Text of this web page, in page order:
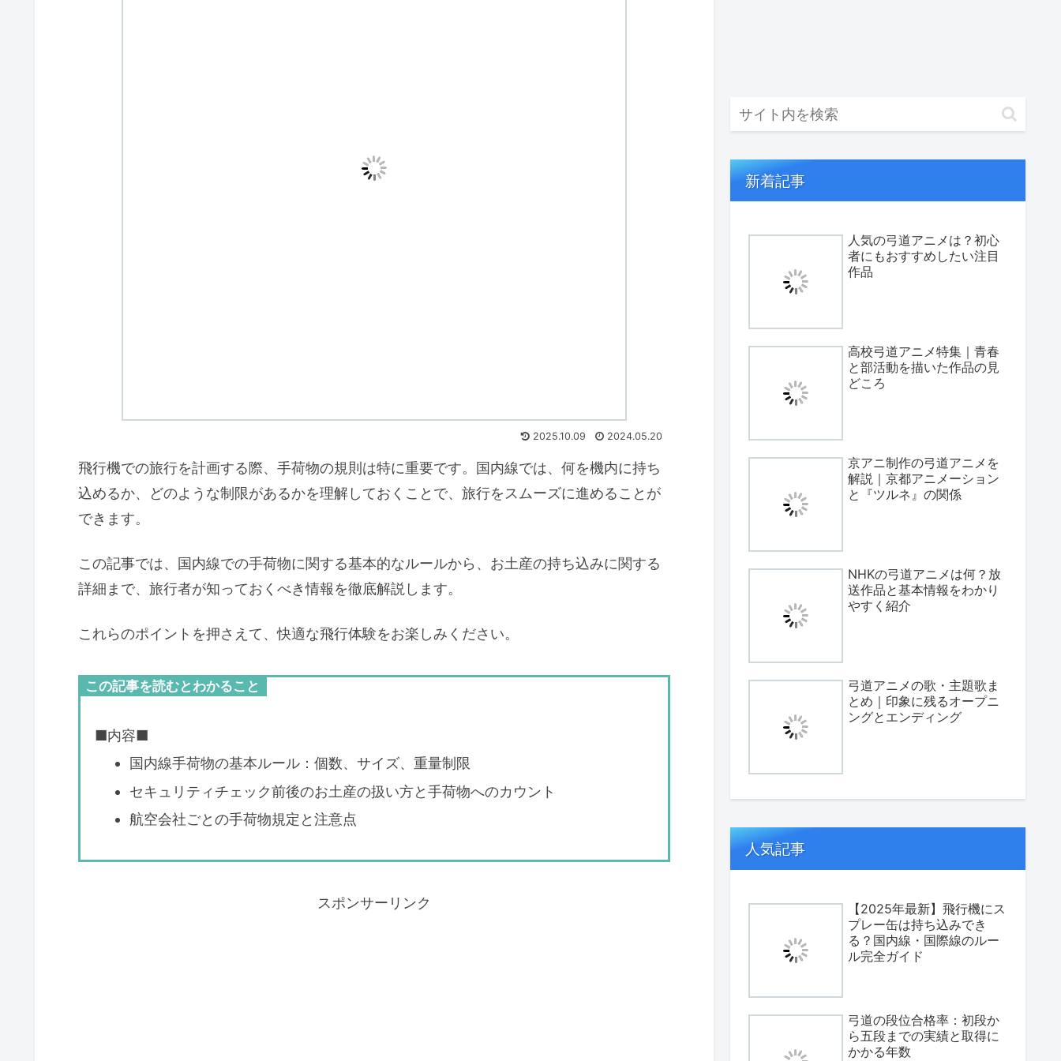
2025.10.09 2024.05.20
飛行機での旅行を計画する際、手荷物の規則は特に重要です。国内線では、何を機内に持ち
込めるか、どのような制限があるかを理解しておくことで、旅行をスムーズに進めることが
できます。
この記事では、国内線での手荷物に関する基本的なルールから、お土産の持ち込みに関する
詳細まで、旅行者が知っておくべき情報を徹底解説します。
これらのポイントを押さえて、快適な飛行体験をお楽しみください。
この記事を読むとわかること
■内容■
国内線手荷物の基本ルール：個数、サイズ、重量制限
セキュリティチェック前後のお土産の扱い方と手荷物へのカウント
航空会社ごとの手荷物規定と注意点
スポンサーリンク
新着記事
人気の弓道アニメは？初心
者にもおすすめしたい注目
作品
高校弓道アニメ特集｜青春
と部活動を描いた作品の見
どころ
京アニ制作の弓道アニメを
解説｜京都アニメーション
と『ツルネ』の関係
NHKの弓道アニメは何？放
送作品と基本情報をわかり
やすく紹介
弓道アニメの歌・主題歌ま
とめ｜印象に残るオープニ
ングとエンディング
人気記事
【2025年最新】飛行機にス
プレー缶は持ち込みでき
る？国内線・国際線のルー
ル完全ガイド
弓道の段位合格率：初段か
ら五段までの実績と取得に
かかる年数